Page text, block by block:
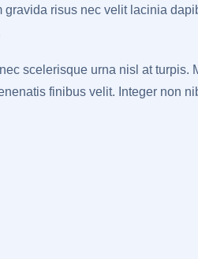
risus nec velit lacinia
scelerisque urna nisl at turpis.
finibus velit. Integer non